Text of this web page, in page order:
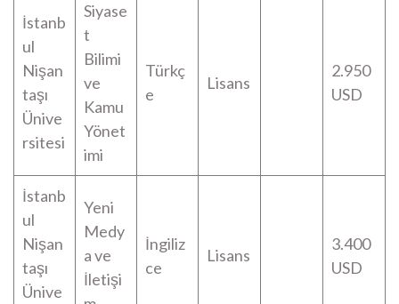
İstanb
ul
Nişan
taşı
Ünive
rsitesi
Siyase
t
Bilimi
ve
Kamu
Yönet
imi
Türkç
e
Lisans
2.950
USD
İstanb
ul
Nişan
taşı
Ünive
Yeni
Medy
a ve
İletişi
İngiliz
ce
Lisans
3.400
USD